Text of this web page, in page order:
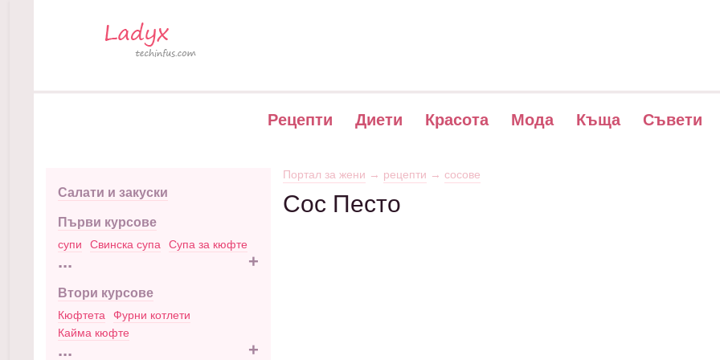
Рецепти Диети Красота Мода Къща Съвети
Салати и закуски
Първи курсове
супи Свинска супа Супа за кюфте
... +
Втори курсове
Кюфтета
Фурни котлети
Кайма кюфте
... +
Портал за жени → рецепти → сосове
Сос Песто